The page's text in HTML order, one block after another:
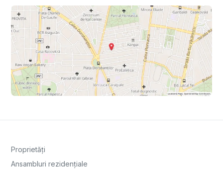
Proprietăți
Ansambluri rezidențiale